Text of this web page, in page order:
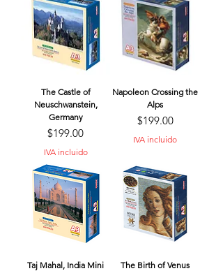
The Castle of
Neuschwanstein,
Germany
Precio
$199.00
IVA incluido
Napoleon Crossing the
Alps
Precio
$199.00
IVA incluido
Taj Mahal, India Mini
The Birth of Venus